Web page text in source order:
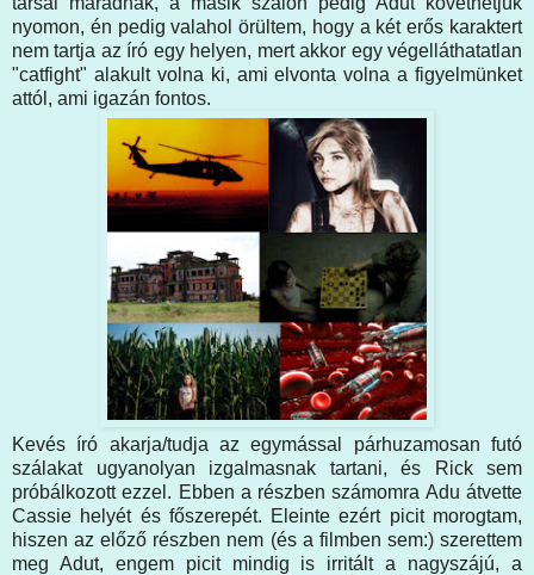
nyomon, én pedig valahol örültem, hogy a két erős karaktert
nem tartja az író egy helyen, mert akkor egy végelláthatatlan
"catfight" alakult volna ki, ami elvonta volna a figyelmünket
attól, ami igazán fontos.
Kevés író akarja/tudja az egymással párhuzamosan futó
szálakat ugyanolyan izgalmasnak tartani, és Rick sem
próbálkozott ezzel. Ebben a részben számomra Adu átvette
Cassie helyét és főszerepét. Eleinte ezért picit morogtam,
hiszen az előző részben nem (és a filmben sem:) szerettem
meg Adut, engem picit mindig is irritált a nagyszájú, a